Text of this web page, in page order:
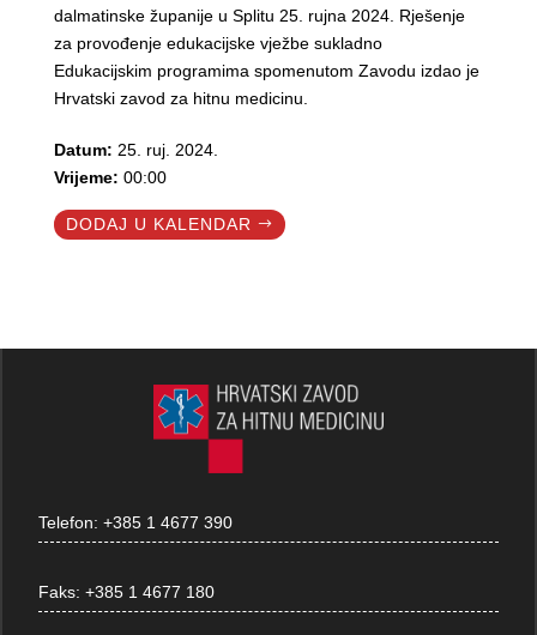
dalmatinske županije u Splitu 25. rujna 2024. Rješenje
za provođenje edukacijske vježbe sukladno
Edukacijskim programima spomenutom Zavodu izdao je
Hrvatski zavod za hitnu medicinu.
Datum: 25. ruj. 2024.
Vrijeme: 00:00
DODAJ U KALENDAR
Telefon:+385 1 4677 390
Faks:+385 1 4677 180